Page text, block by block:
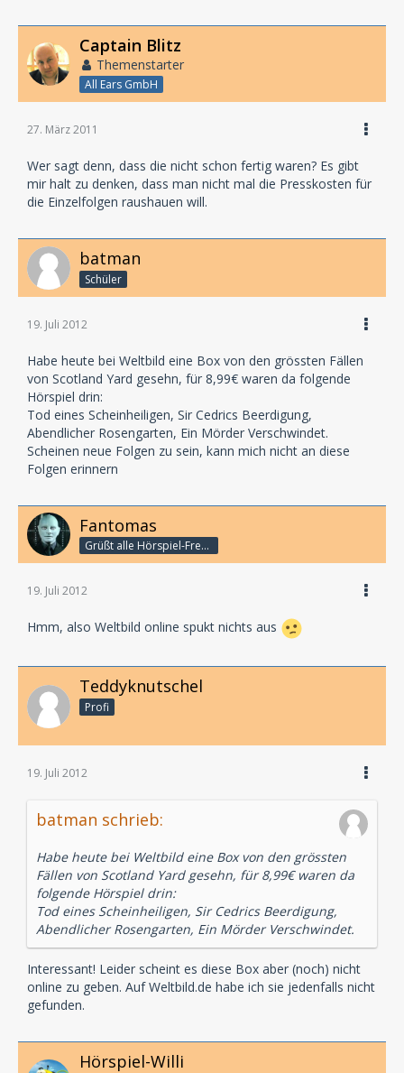
Captain Blitz
Themenstarter
All Ears GmbH
27. März 2011
Wer sagt denn, dass die nicht schon fertig waren? Es gibt
mir halt zu denken, dass man nicht mal die Presskosten für
die Einzelfolgen raushauen will.
batman
Schüler
19. Juli 2012
Habe heute bei Weltbild eine Box von den grössten Fällen
von Scotland Yard gesehn, für 8,99€ waren da folgende
Hörspiel drin:
Tod eines Scheinheiligen, Sir Cedrics Beerdigung,
Abendlicher Rosengarten, Ein Mörder Verschwindet.
Scheinen neue Folgen zu sein, kann mich nicht an diese
Folgen erinnern
Fantomas
Grüßt alle Hörspiel-Freunde
19. Juli 2012
Hmm, also Weltbild online spukt nichts aus
Teddyknutschel
Profi
19. Juli 2012
batman schrieb:
Habe heute bei Weltbild eine Box von den grössten
Fällen von Scotland Yard gesehn, für 8,99€ waren da
folgende Hörspiel drin:
Tod eines Scheinheiligen, Sir Cedrics Beerdigung,
Abendlicher Rosengarten, Ein Mörder Verschwindet.
Interessant! Leider scheint es diese Box aber (noch) nicht
online zu geben. Auf Weltbild.de habe ich sie jedenfalls nicht
gefunden.
Hörspiel-Willi